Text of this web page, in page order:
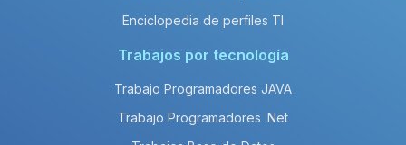
Enciclopedia de perfiles TI
Trabajos por tecnología
Trabajo Programadores JAVA
Trabajo Programadores .Net